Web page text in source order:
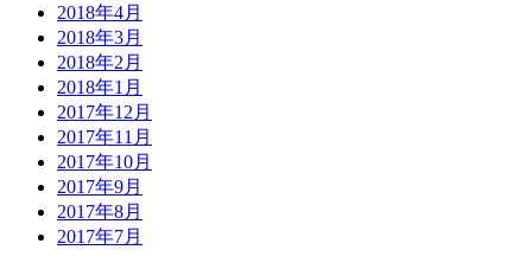
2018年4月
2018年3月
2018年2月
2018年1月
2017年12月
2017年11月
2017年10月
2017年9月
2017年8月
2017年7月